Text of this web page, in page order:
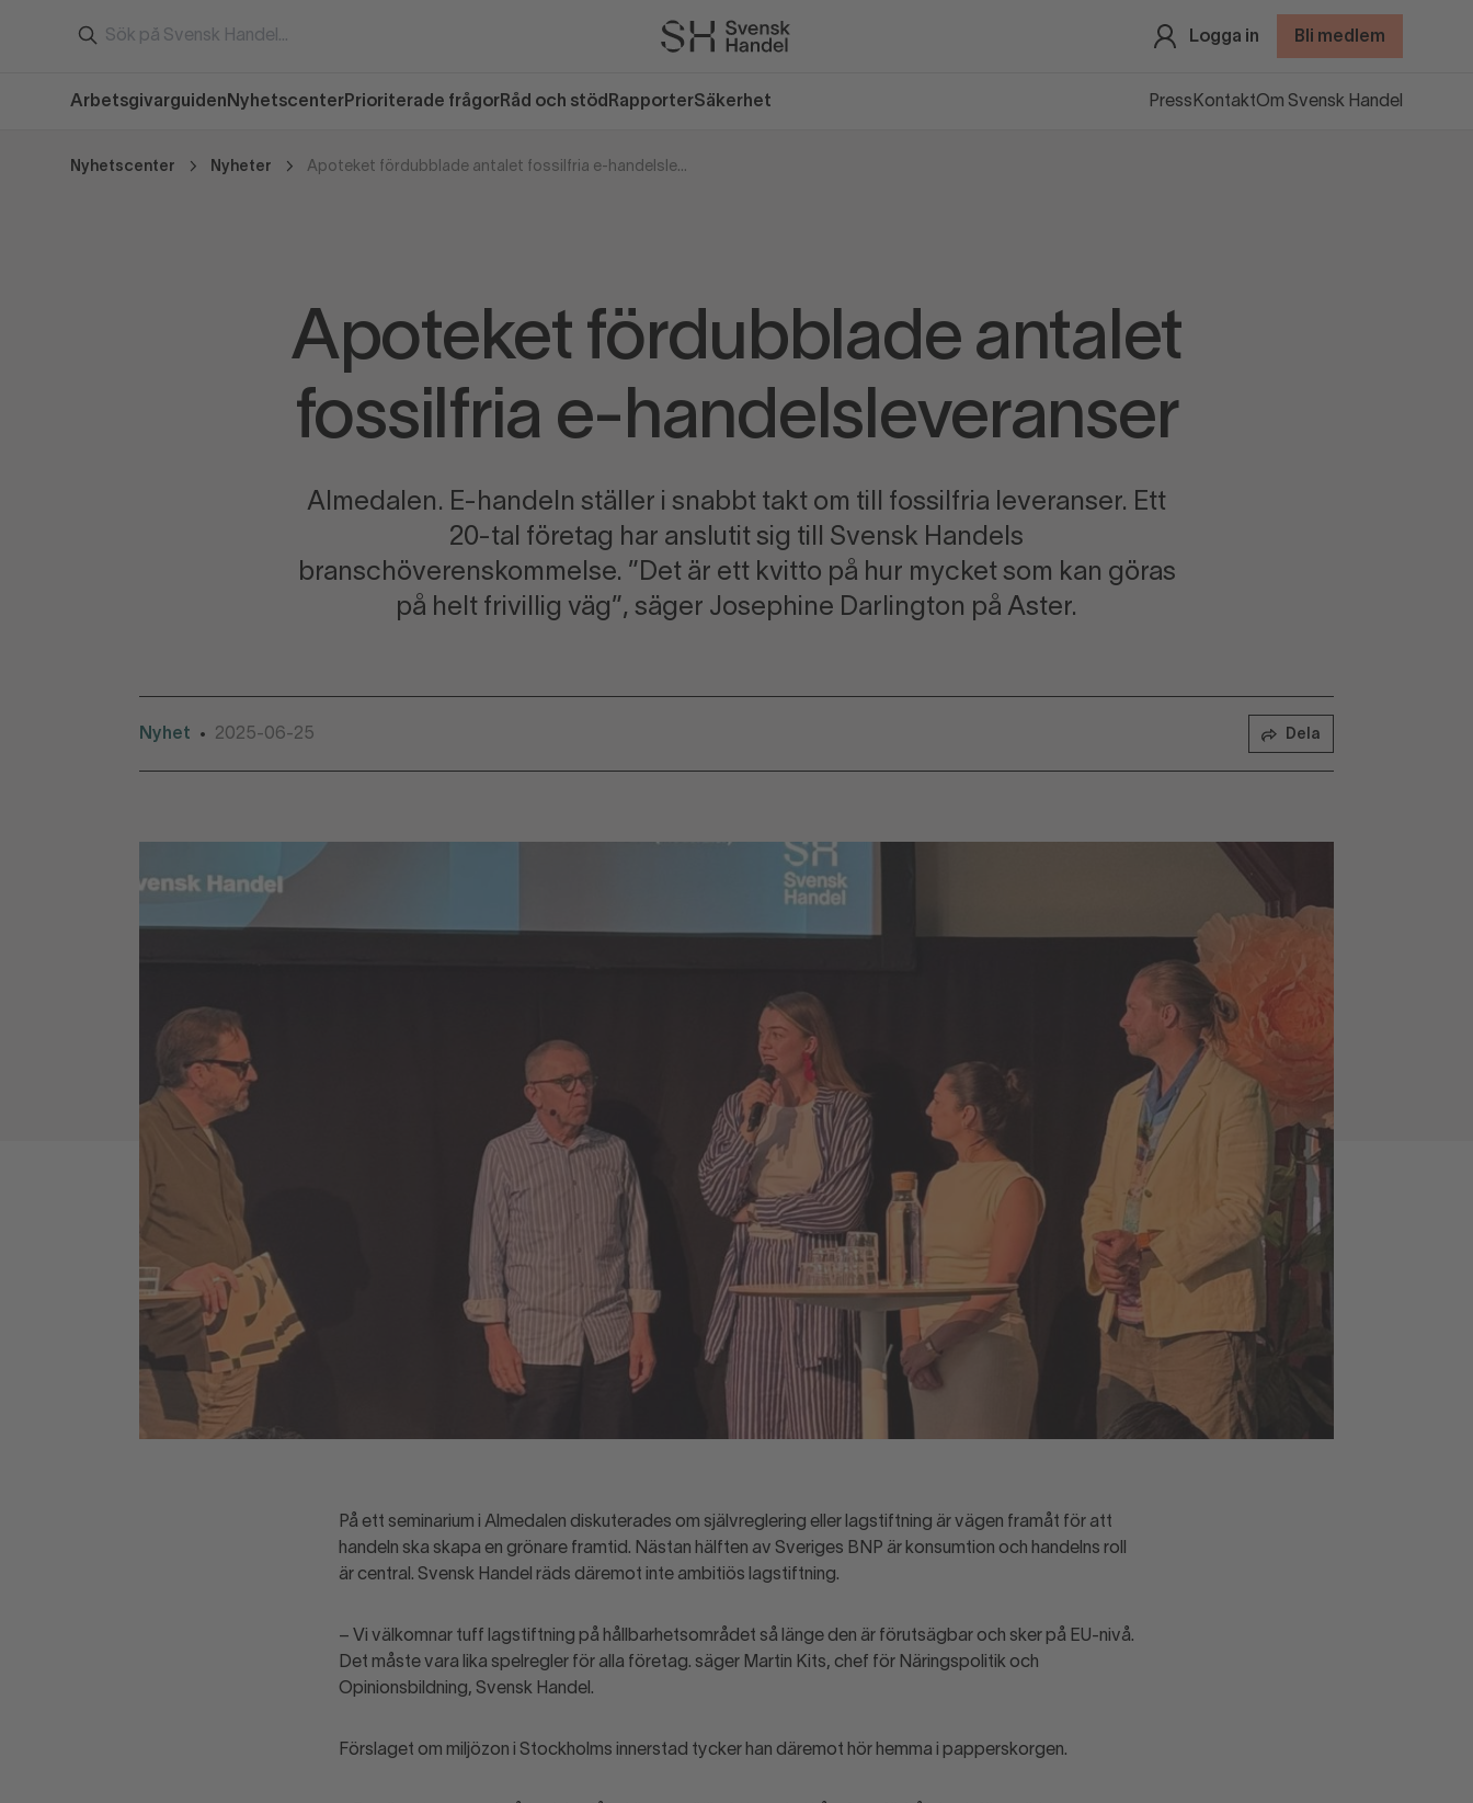
Logga in Bli medlem
Arbetsgivarguiden Nyhetscenter Prioriterade frågor Råd och stöd RapporterSäkerhet Press KontaktOm Svensk Handel
Nyhetscenter Nyheter Apoteket fördubblade antalet fossilfria e-handelsleveranser
Apoteket fördubblade antalet
fossilfria e-handelsleveranser
Almedalen. E-handeln ställer i snabbt takt om till fossilfria leveranser. Ett
20-tal företag har anslutit sig till Svensk Handels
branschöverenskommelse. ”Det är ett kvitto på hur mycket som kan göras
på helt frivillig väg”, säger Josephine Darlington på Aster.
Nyhet • 2025-06-25 Dela
På ett seminarium i Almedalen diskuterades om självreglering eller lagstiftning är vägen framåt för att
handeln ska skapa en grönare framtid. Nästan hälften av Sveriges BNP är konsumtion och handelns roll
är central. Svensk Handel räds däremot inte ambitiös lagstiftning.
– Vi välkomnar tuff lagstiftning på hållbarhetsområdet så länge den är förutsägbar och sker på EU-nivå.
Det måste vara lika spelregler för alla företag. säger Martin Kits, chef för Näringspolitik och
Opinionsbildning, Svensk Handel.
Förslaget om miljözon i Stockholms innerstad tycker han däremot hör hemma i papperskorgen.